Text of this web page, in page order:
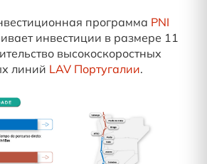
программа PNI
инвестиции в размере 11
высокоскоростных
линий LAV Португалии.